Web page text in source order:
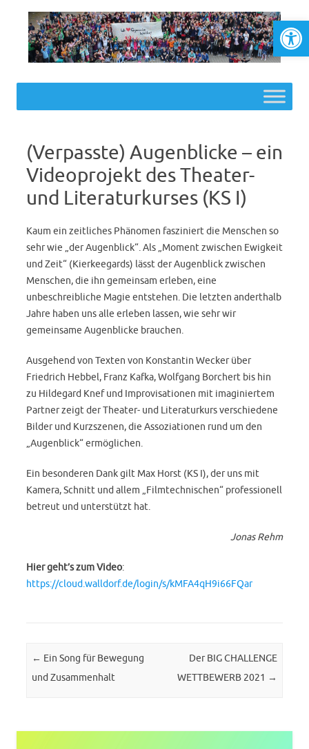
(Verpasste) Augenblicke – ein
Videoprojekt des Theater-
und Literaturkurses (KS I)
Kaum ein zeitliches Phänomen fasziniert die Menschen so
sehr wie „der Augenblick“. Als „Moment zwischen Ewigkeit
und Zeit“ (Kierkeegards) lässt der Augenblick zwischen
Menschen, die ihn gemeinsam erleben, eine
unbeschreibliche Magie entstehen. Die letzten anderthalb
Jahre haben uns alle erleben lassen, wie sehr wir
gemeinsame Augenblicke brauchen.
Ausgehend von Texten von Konstantin Wecker über
Friedrich Hebbel, Franz Kafka, Wolfgang Borchert bis hin
zu Hildegard Knef und Improvisationen mit imaginiertem
Partner zeigt der Theater- und Literaturkurs verschiedene
Bilder und Kurzszenen, die Assoziationen rund um den
„Augenblick“ ermöglichen.
Ein besonderen Dank gilt Max Horst (KS I), der uns mit
Kamera, Schnitt und allem „Filmtechnischen“ professionell
betreut und unterstützt hat.
Jonas Rehm
Hier geht’s zum Video:
https://cloud.walldorf.de/login/s/kMFA4qH9i66FQar
Post navigation
← Ein Song für Bewegung
und Zusammenhalt
Der BIG CHALLENGE
WETTBEWERB 2021 →